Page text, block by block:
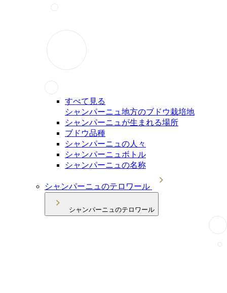
すべて見る
シャンパーニュ地方のブドウ栽培地
シャンパーニュが生まれる場所
ブドウ品種
シャンパーニュの人々
シャンパーニュボトル
シャンパーニュの名称
シャンパーニュのテロワール
シャンパーニュのテロワール